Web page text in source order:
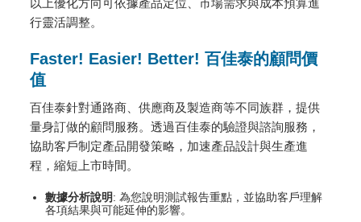
以上優化方向可依據產品定位、市場需求與成本預算進
行靈活調整。
Faster! Easier! Better! 百佳泰的顧問價
值
百佳泰針對通路商、供應商及製造商等不同族群，提供
量身訂做的顧問服務。透過百佳泰的驗證與諮詢服務，
協助客戶制定產品開發策略，加速產品設計與生產進
程，縮短上市時間。
數據分析說明: 為您說明測試報告重點，並協助客戶理解
各項結果與可能延伸的影響。